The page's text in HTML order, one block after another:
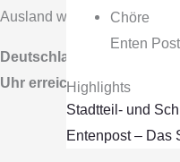
Chöre
Enten
Highlights
Stadtteil- und
Entenpost – Das
Ausland wählen Sie
Deutschlandweit ist die
Uhr erreichbar.